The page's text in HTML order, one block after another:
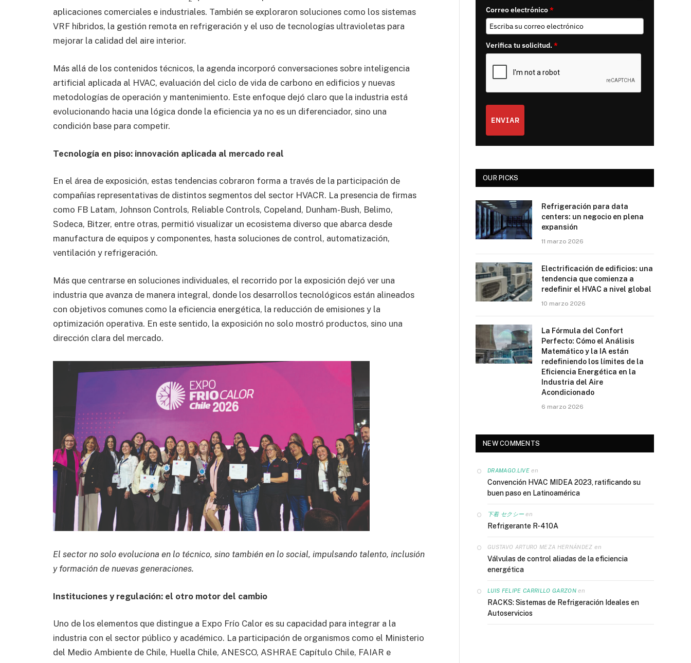
aplicaciones comerciales e industriales. También se exploraron soluciones como los sistemas
VRF híbridos, la gestión remota en refrigeración y el uso de tecnologías ultravioletas para
mejorar la calidad del aire interior.
Más allá de los contenidos técnicos, la agenda incorporó conversaciones sobre inteligencia
artificial aplicada al HVAC, evaluación del ciclo de vida de carbono en edificios y nuevas
metodologías de operación y mantenimiento. Este enfoque dejó claro que la industria está
evolucionando hacia una lógica donde la eficiencia ya no es un diferenciador, sino una
condición base para competir.
Tecnología en piso: innovación aplicada al mercado real
En el área de exposición, estas tendencias cobraron forma a través de la participación de
compañías representativas de distintos segmentos del sector HVACR. La presencia de firmas
como FB Latam, Johnson Controls, Reliable Controls, Copeland, Dunham-Bush, Belimo,
Sodeca, Bitzer, entre otras, permitió visualizar un ecosistema diverso que abarca desde
manufactura de equipos y componentes, hasta soluciones de control, automatización,
ventilación y refrigeración.
Más que centrarse en soluciones individuales, el recorrido por la exposición dejó ver una
industria que avanza de manera integral, donde los desarrollos tecnológicos están alineados
con objetivos comunes como la eficiencia energética, la reducción de emisiones y la
optimización operativa. En este sentido, la exposición no solo mostró productos, sino una
dirección clara del mercado.
El sector no solo evoluciona en lo técnico, sino también en lo social, impulsando talento, inclusión
y formación de nuevas generaciones.
Instituciones y regulación: el otro motor del cambio
Uno de los elementos que distingue a Expo Frío Calor es su capacidad para integrar a la
industria con el sector público y académico. La participación de organismos como el Ministerio
del Medio Ambiente de Chile, Huella Chile, ANESCO, ASHRAE Capítulo Chile, FAIAR e
Correo electrónico*
Verifica tu solicitud.*
ENVIAR
OUR PICKS
Refrigeración para data
centers: un negocio en plena
expansión
11 marzo 2026
Electrificación de edificios: una
tendencia que comienza a
redefinir el HVAC a nivel global
10 marzo 2026
La Fórmula del Confort
Perfecto: Cómo el Análisis
Matemático y la IA están
redefiniendo los límites de la
Eficiencia Energética en la
Industria del Aire
Acondicionado
6 marzo 2026
NEW COMMENTS
DRAMAGO.LIVEen
Convención HVAC MIDEA 2023, ratificando su
buen paso en Latinoamérica
下着 セクシー en
Refrigerante R-410A
GUSTAVO ARTURO MEZA HERNÁNDEZ en
Válvulas de control aliadas de la eficiencia
energética
LUIS FELIPE CARRILLO GARZONen
RACKS: Sistemas de Refrigeración Ideales en
Autoservicios